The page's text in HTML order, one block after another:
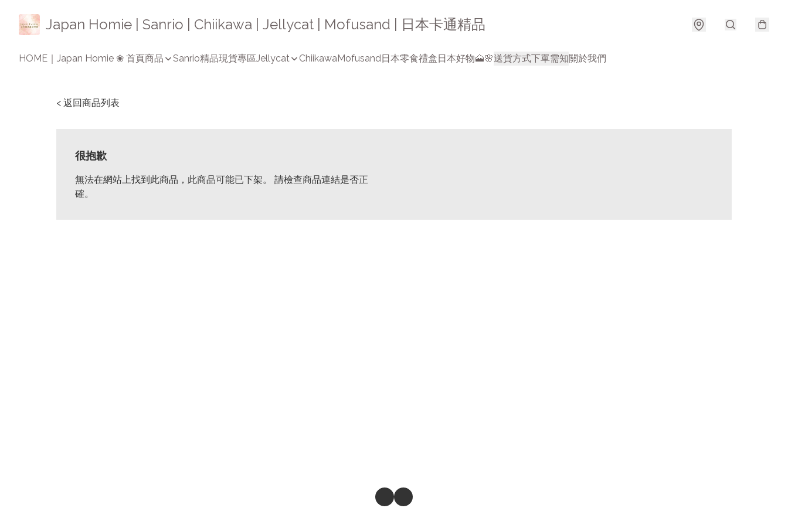
Japan Homie | Sanrio | Chiikawa | Jellycat | Mofusand | 日本卡通精品
HOME｜Japan Homie ❀ 首頁商品 Sanrio精品現貨專區Jellycat ChiikawaMofusand日本零食禮盒日本好物🗻🌸送貨方式下單需知關於我們
< 返回商品列表
很抱歉
無法在網站上找到此商品，此商品可能已下架。 請檢查商品連結是否正
確。